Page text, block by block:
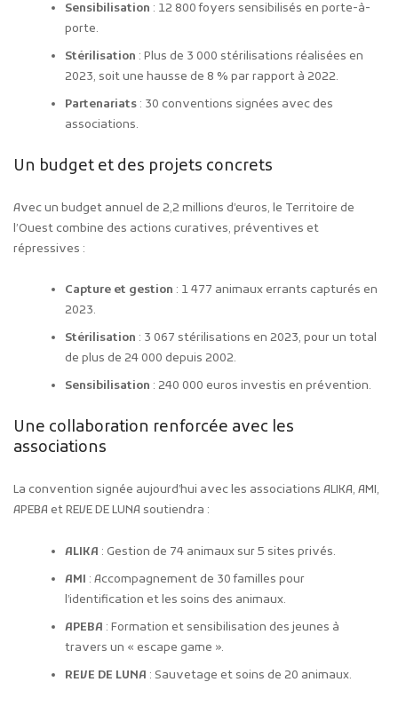
Sensibilisation : 12 800 foyers sensibilisés en porte-à-
porte.
Stérilisation : Plus de 3 000 stérilisations réalisées en
2023, soit une hausse de 8 % par rapport à 2022.
Partenariats : 30 conventions signées avec des
associations.
Un budget et des projets concrets
Avec un budget annuel de 2,2 millions d’euros, le Territoire de
l’Ouest combine des actions curatives, préventives et
répressives :
Capture et gestion : 1 477 animaux errants capturés en
2023.
Stérilisation : 3 067 stérilisations en 2023, pour un total
de plus de 24 000 depuis 2002.
Sensibilisation : 240 000 euros investis en prévention.
Une collaboration renforcée avec les
associations
La convention signée aujourd’hui avec les associations ALIKA, AMI,
APEBA et REVE DE LUNA soutiendra :
ALIKA : Gestion de 74 animaux sur 5 sites privés.
AMI : Accompagnement de 30 familles pour
l’identification et les soins des animaux.
APEBA : Formation et sensibilisation des jeunes à
travers un « escape game ».
REVE DE LUNA : Sauvetage et soins de 20 animaux.